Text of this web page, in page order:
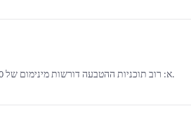
א: רוב תוכניות ההטבעה דורשות מינימום של 1,000 יחידות כדי להבטיח חסכון ללקוחותינו. אנו מציעים עלויות נמוכות ליחידה, אפילו עבור כמויות קטנות.